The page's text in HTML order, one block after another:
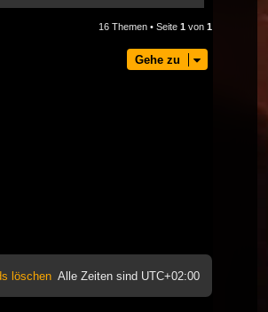
16 Themen • Seite 1 von 1
Gehe zu
Alle Zeiten sind UTC+02:00
löschen